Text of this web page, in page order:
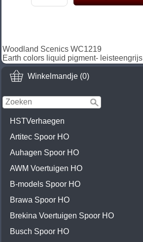
Winkelmandje (0)
HSTVerhaegen
Artitec Spoor HO
Auhagen Spoor HO
AWM Voertuigen HO
B-models Spoor HO
Brawa Spoor HO
Brekina Voertuigen Spoor HO
Busch Spoor HO
Woodland Scenics WC1219
Earth colors liquid pigment- leisteengrijs